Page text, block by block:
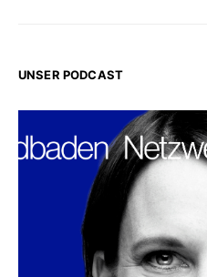
UNSER PODCAST